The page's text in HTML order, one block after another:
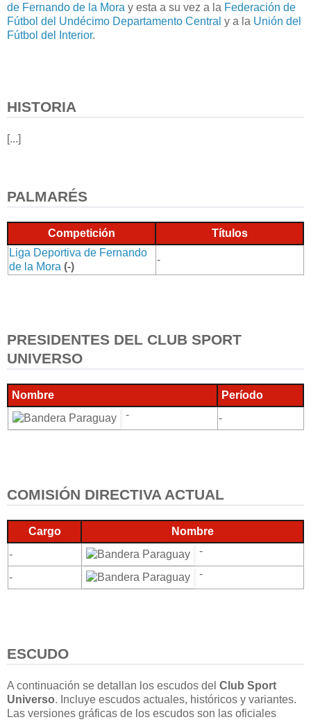
de Fernando de la Mora y esta a su vez a la Federación de
Fútbol del Undécimo Departamento Central y a la Unión del
Fútbol del Interior.
HISTORIA
[...]
PALMARÉS
Competición
Títulos
Liga Deportiva de Fernando
de la Mora (-)
-
PRESIDENTES DEL CLUB SPORT
UNIVERSO
Nombre
Período
-
-
COMISIÓN DIRECTIVA ACTUAL
Cargo
Nombre
-
-
- -
ESCUDO
A continuación se detallan los escudos del Club Sport
Universo. Incluye escudos actuales, históricos y variantes.
Las versiones gráficas de los escudos son las oficiales